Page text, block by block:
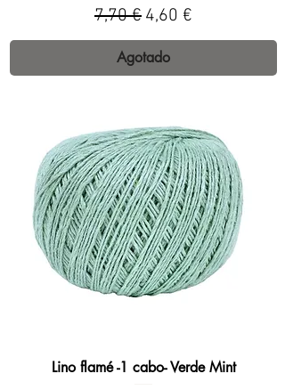
Precio
7,70 € Precio de oferta
4,60 €
Agotado
Lino flamé -1 cabo- Verde Mint